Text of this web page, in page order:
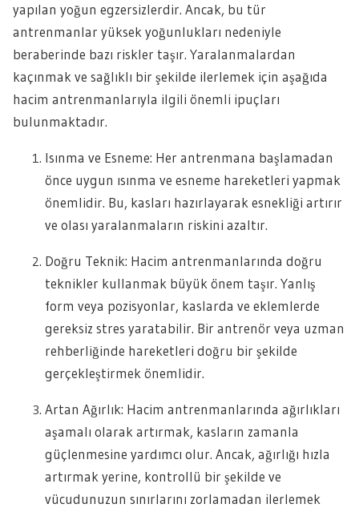
yapılan yoğun egzersizlerdir. Ancak, bu tür
antrenmanlar yüksek yoğunlukları nedeniyle
beraberinde bazı riskler taşır. Yaralanmalardan
kaçınmak ve sağlıklı bir şekilde ilerlemek için aşağıda
hacim antrenmanlarıyla ilgili önemli ipuçları
bulunmaktadır.
Isınma ve Esneme: Her antrenmana başlamadan
önce uygun ısınma ve esneme hareketleri yapmak
önemlidir. Bu, kasları hazırlayarak esnekliği artırır
ve olası yaralanmaların riskini azaltır.
Doğru Teknik: Hacim antrenmanlarında doğru
teknikler kullanmak büyük önem taşır. Yanlış
form veya pozisyonlar, kaslarda ve eklemlerde
gereksiz stres yaratabilir. Bir antrenör veya uzman
rehberliğinde hareketleri doğru bir şekilde
gerçekleştirmek önemlidir.
Artan Ağırlık: Hacim antrenmanlarında ağırlıkları
aşamalı olarak artırmak, kasların zamanla
güçlenmesine yardımcı olur. Ancak, ağırlığı hızla
artırmak yerine, kontrollü bir şekilde ve
vücudunuzun sınırlarını zorlamadan ilerlemek